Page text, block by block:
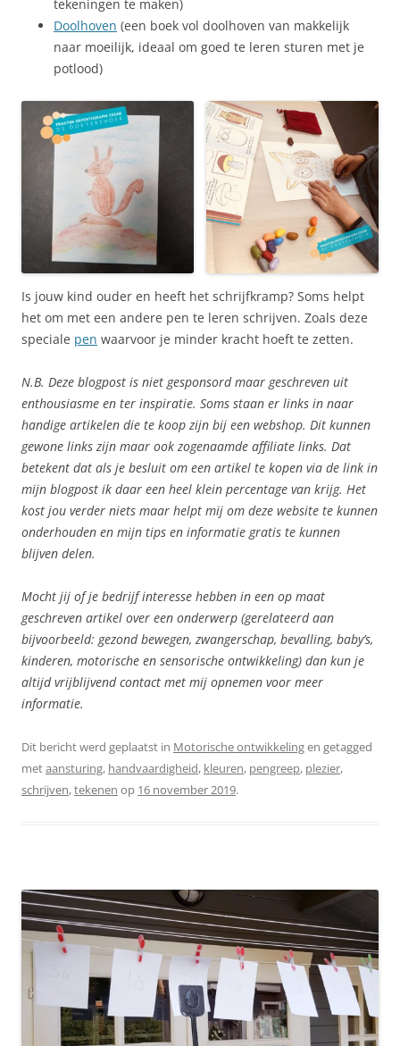
tekeningen te maken)
Doolhoven (een boek vol doolhoven van makkelijk
naar moeilijk, ideaal om goed te leren sturen met je
potlood)
Is jouw kind ouder en heeft het schrijfkramp? Soms helpt
het om met een andere pen te leren schrijven. Zoals deze
speciale pen waarvoor je minder kracht hoeft te zetten.
N.B. Deze blogpost is niet gesponsord maar geschreven uit
enthousiasme en ter inspiratie. Soms staan er links in naar
handige artikelen die te koop zijn bij een webshop. Dit kunnen
gewone links zijn maar ook zogenaamde affiliate links. Dat
betekent dat als je besluit om een artikel te kopen via de link in
mijn blogpost ik daar een heel klein percentage van krijg. Het
kost jou verder niets maar helpt mij om deze website te kunnen
onderhouden en mijn tips en informatie gratis te kunnen
blijven delen.
Mocht jij of je bedrijf interesse hebben in een op maat
geschreven artikel over een onderwerp (gerelateerd aan
bijvoorbeeld: gezond bewegen, zwangerschap, bevalling, baby’s,
kinderen, motorische en sensorische ontwikkeling) dan kun je
altijd vrijblijvend contact met mij opnemen voor meer
informatie.
Dit bericht werd geplaatst in Motorische ontwikkelingen getagged
metaansturing, handvaardigheid, kleuren, pengreep, plezier,
schrijven,tekenen op 16 november 2019.